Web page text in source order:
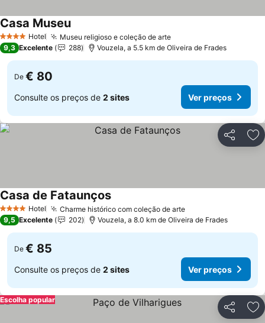
4 EstrelasHotel Museu religioso e coleção de arteVer preços
Casa MuseuVer preços
9,3 Excelente 288 Vouzela, a 5.5 km de Oliveira de Frades
De € 80
Consulte os preços de 2 sites Ver preços
Partilhar
4 EstrelasHotel Charme histórico com coleção de arteVer preços
Casa de FataunçosVer preços
9,5 Excelente 202 Vouzela, a 8.0 km de Oliveira de Frades
De € 85
Consulte os preços de 2 sites Ver preços
Partilhar
Escolha popular